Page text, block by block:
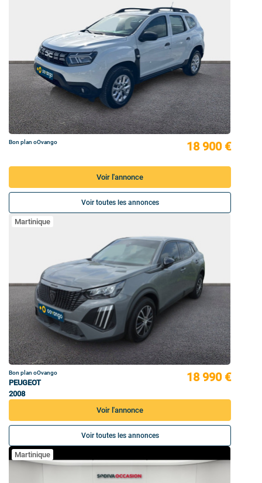
Bon plan oOvango 18 900 €
Voir l'annonce
Voir toutes les annonces
Martinique
Bon plan oOvango
PEUGEOT
2008
18 990 €
Voir l'annonce
Voir toutes les annonces
Martinique